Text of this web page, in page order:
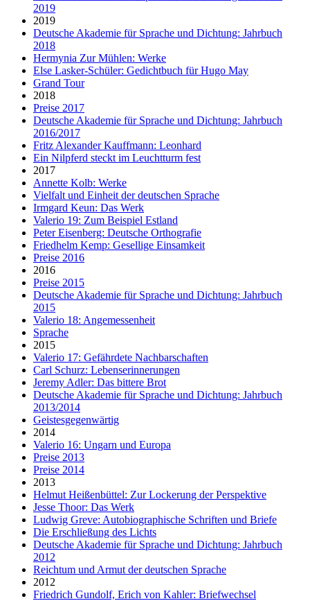
2019
2019
Deutsche Akademie für Sprache und Dichtung: Jahrbuch
2018
Hermynia Zur Mühlen: Werke
Else Lasker-Schüler: Gedichtbuch für Hugo May
Grand Tour
2018
Preise 2017
Deutsche Akademie für Sprache und Dichtung: Jahrbuch
2016/2017
Fritz Alexander Kauffmann: Leonhard
Ein Nilpferd steckt im Leuchtturm fest
2017
Annette Kolb: Werke
Vielfalt und Einheit der deutschen Sprache
Irmgard Keun: Das Werk
Valerio 19: Zum Beispiel Estland
Peter Eisenberg: Deutsche Orthografie
Friedhelm Kemp: Gesellige Einsamkeit
Preise 2016
2016
Preise 2015
Deutsche Akademie für Sprache und Dichtung: Jahrbuch
2015
Valerio 18: Angemessenheit
Sprache
2015
Valerio 17: Gefährdete Nachbarschaften
Carl Schurz: Lebenserinnerungen
Jeremy Adler: Das bittere Brot
Deutsche Akademie für Sprache und Dichtung: Jahrbuch
2013/2014
Geistesgegenwärtig
2014
Valerio 16: Ungarn und Europa
Preise 2013
Preise 2014
2013
Helmut Heißenbüttel: Zur Lockerung der Perspektive
Jesse Thoor: Das Werk
Ludwig Greve: Autobiographische Schriften und Briefe
Die Erschließung des Lichts
Deutsche Akademie für Sprache und Dichtung: Jahrbuch
2012
Reichtum und Armut der deutschen Sprache
2012
Friedrich Gundolf, Erich von Kahler: Briefwechsel